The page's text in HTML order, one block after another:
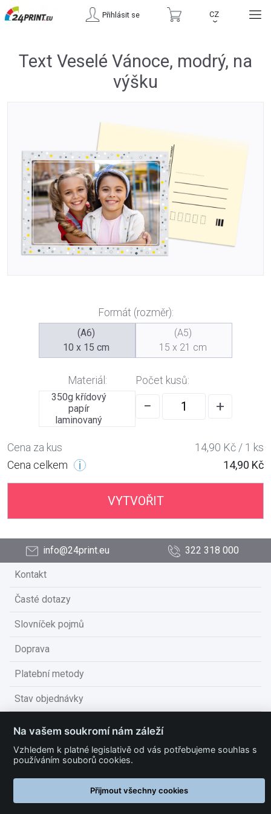
Přihlásit se CZ
›
Text Veselé Vánoce, modrý, na
výšku
Formát (rozměr):
(A6)
10 x 15 cm
(A5)
15 x 21 cm
Materiál:
350g křídový
papír
laminovaný
Počet kusů:
− +
Cena za kus
14,90 Kč / 1 ks
Cena celkem
14,90 Kč
VYTVOŘIT
info@24print.eu 322 318 000
Kontakt
Časté dotazy
Slovníček pojmů
Doprava
Platební metody
Stav objednávky
Technické podmínky
Na vašem soukromí nám záleží
Vzhledem k platné legislativě od vás potřebujeme souhlas s
používáním souborů cookies.
Přijmout všechny cookies